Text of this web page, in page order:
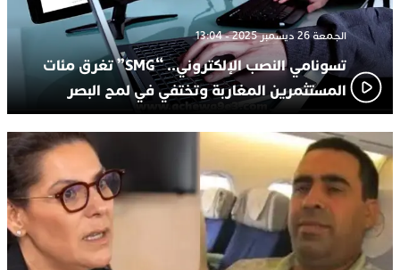
الجمعة 26 ديسمبر 2025 - 13:04
تسونامي النصب الإلكتروني.. “SMG” تغرق مئات
المستثمرين المغاربة وتختفي في لمح البصر